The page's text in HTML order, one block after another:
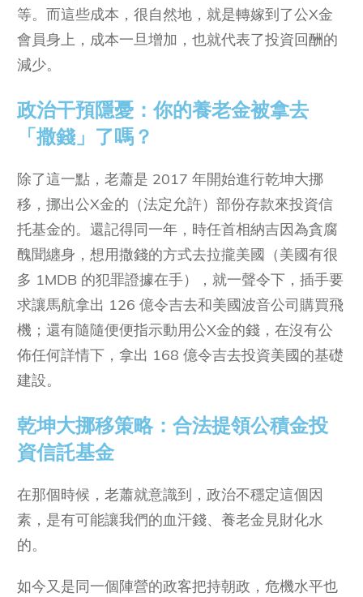
等。而這些成本，很自然地，就是轉嫁到了公X金
會員身上，成本一旦增加，也就代表了投資回酬的
減少。
政治干預隱憂：你的養老金被拿去
「撒錢」了嗎？
除了這一點，老蕭是 2017 年開始進行乾坤大挪
移，挪出公X金的（法定允許）部份存款來投資信
托基金的。還記得同一年，時任首相納吉因為貪腐
醜聞纏身，想用撒錢的方式去拉攏美國（美國有很
多 1MDB 的犯罪證據在手），就一聲令下，插手要
求讓馬航拿出 126 億令吉去和美國波音公司購買飛
機；還有隨隨便便指示動用公X金的錢，在沒有公
佈任何詳情下，拿出 168 億令吉去投資美國的基礎
建設。
乾坤大挪移策略：合法提領公積金投
資信託基金
在那個時候，老蕭就意識到，政治不穩定這個因
素，是有可能讓我們的血汗錢、養老金見財化水
的。
如今又是同一個陣營的政客把持朝政，危機水平也